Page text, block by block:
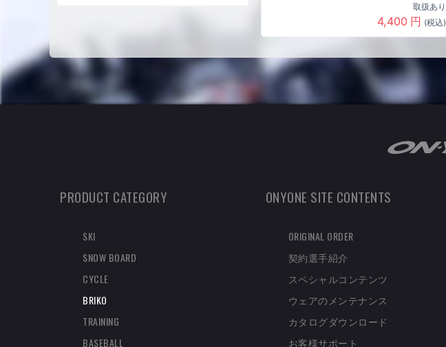
取扱あり
4,400 円 (税込)
PRODUCT CATEGORY
SKI
SNOW BOARD
CYCLE
BRIKO
TRAINING
BASEBALL
ONYONE SITE CONTENTS
ORIGINAL ORDER
契約選手紹介
スペシャルコンテンツ
ウェアのメンテナンス
カタログダウンロード
お客様サポート